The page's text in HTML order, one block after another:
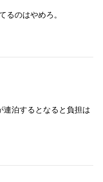
るのはやめろ。
連泊するとなると負担は